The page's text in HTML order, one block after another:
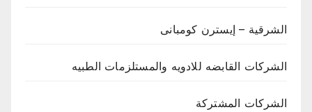
الشرقية – إيسترن كومبانى
الشركات القابضه للادويه والمستلزمات الطبيه
الشركات المشتركة